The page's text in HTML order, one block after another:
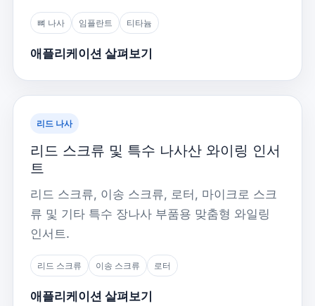
뼈 나사 임플란트 티타늄
애플리케이션 살펴보기
리드 나사
리드 스크류 및 특수 나사산 와이링 인서
트
리드 스크류, 이송 스크류, 로터, 마이크로 스크
류 및 기타 특수 장나사 부품용 맞춤형 와일링
인서트.
리드 스크류 이송 스크류 로터
애플리케이션 살펴보기